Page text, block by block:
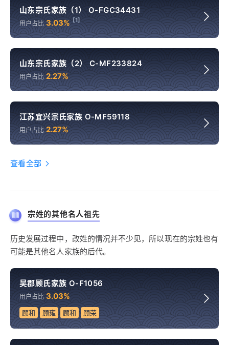
山东宗氏家族（1） O-FGC34431
用户占比 3.03% [1]
山东宗氏家族（2） C-MF233824
用户占比 2.27%
江苏宜兴宗氏家族 O-MF59118
用户占比 2.27%
查看全部
宗姓的其他名人祖先
历史发展过程中，改姓的情况并不少见，所以现在的宗姓也有
可能是其他名人家族的后代。
吴郡顾氏家族 O-F1056
用户占比 3.03%
顾和 顾雍 顾和 顾荣